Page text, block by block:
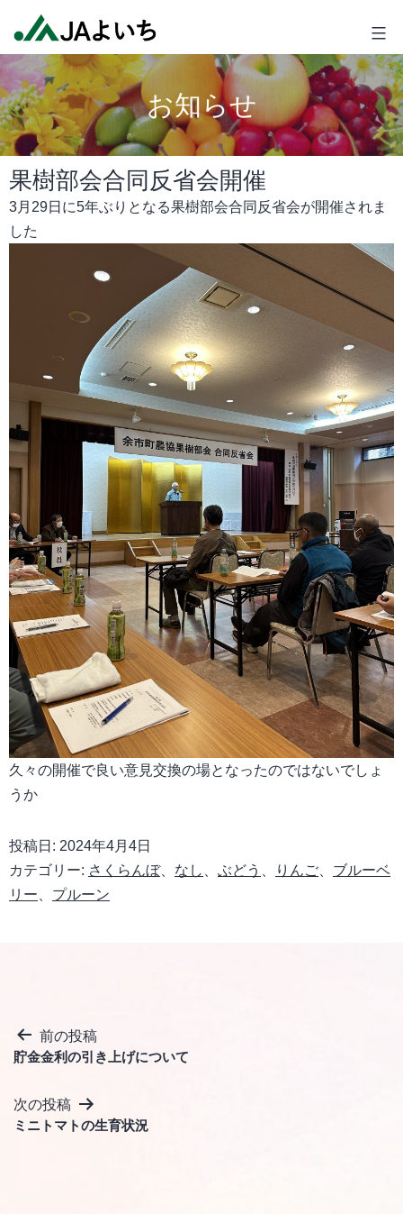
テ
ン
ツ
へ
ス
キ
ッ
プ
よ
い
ち
お知らせ
果樹部会合同反省会開催
3月29日に5年ぶりとなる果樹部会合同反省会が開催されま
した
久々の開催で良い意見交換の場となったのではないでしょ
うか
投稿日: 2024年4月4日
カテゴリー: さくらんぼ、 なし ぶどう りんご
ブルーベ
リー
プルーン
投
稿
ナ
ビ
前の投稿
貯金金利の引き上げについて
次の投稿
ミニトマトの生育状況